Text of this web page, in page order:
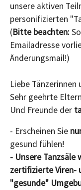
unsere aktiven
personifizierten
(Bitte beachten:
Emailadresse
Änderungsmail!)
Liebe Tänzerinnen
Sehr geehrte
Und Freunde der
- Erscheinen Sie
gesund fühlen!
- Unsere Tanzsäle
zertifizierte Viren-
"gesunde"